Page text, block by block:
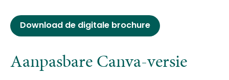
Download de digitale brochure
Aanpasbare Canva-versie